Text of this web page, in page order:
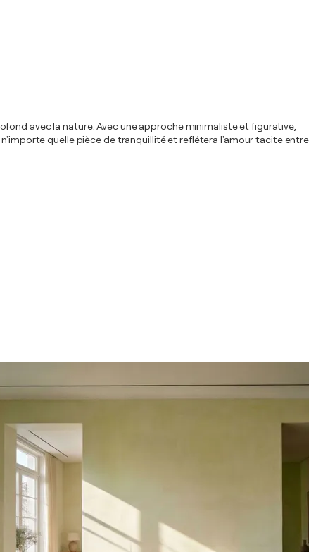
avec la nature. Avec une approche minimaliste et figurative,
quelle pièce de tranquillité et reflétera l'amour tacite entre